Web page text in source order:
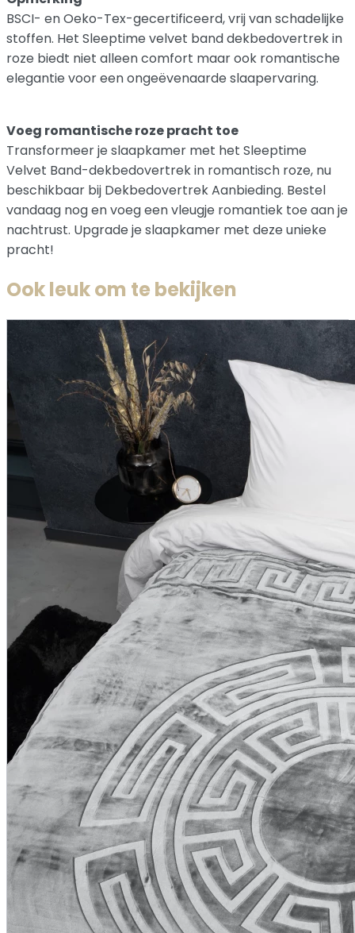
BSCI- en Oeko-Tex-gecertificeerd, vrij van schadelijke
stoffen. Het Sleeptime velvet band dekbedovertrek in
roze biedt niet alleen comfort maar ook romantische
elegantie voor een ongeëvenaarde slaapervaring.
Voeg romantische roze pracht toe
Transformeer je slaapkamer met het Sleeptime
Velvet Band-dekbedovertrek in romantisch roze, nu
beschikbaar bij Dekbedovertrek Aanbieding. Bestel
vandaag nog en voeg een vleugje romantiek toe aan je
nachtrust. Upgrade je slaapkamer met deze unieke
pracht!
Ook leuk om te bekijken